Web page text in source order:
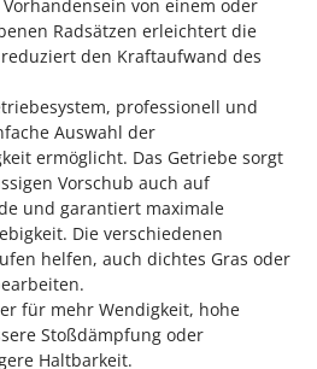
Vorhandensein von einem oder
Radsätzen erleichtert die
den Kraftaufwand des
professionell und
Auswahl der
ermöglicht. Das Getriebe sorgt
Vorschub auch auf
und garantiert maximale
Die verschiedenen
helfen, auch dichtes Gras oder
für mehr Wendigkeit, hohe
Stoßdämpfung oder
Haltbarkeit.